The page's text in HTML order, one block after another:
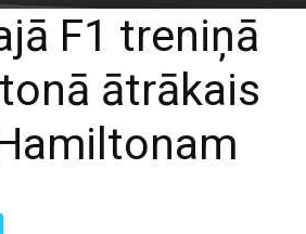
F1 treniņā
ātrākais